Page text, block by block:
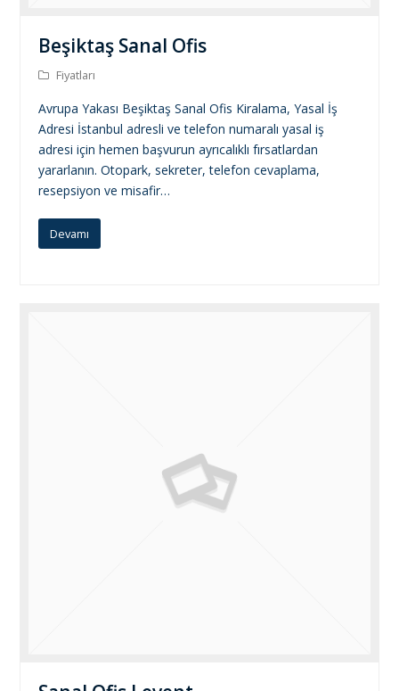
Beşiktaş Sanal Ofis
Fiyatları
Avrupa Yakası Beşiktaş Sanal Ofis Kiralama, Yasal İş
Adresi İstanbul adresli ve telefon numaralı yasal iş
adresi için hemen başvurun ayrıcalıklı fırsatlardan
yararlanın. Otopark, sekreter, telefon cevaplama,
resepsiyon ve misafir…
Devamı